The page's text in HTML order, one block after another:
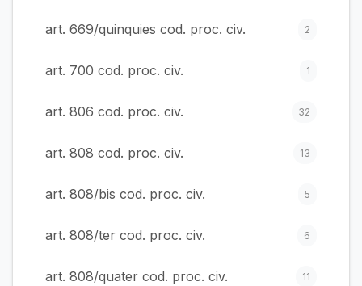
art. 669/quinquies cod. proc. civ. 2
art. 700 cod. proc. civ. 1
art. 806 cod. proc. civ. 32
art. 808 cod. proc. civ. 13
art. 808/bis cod. proc. civ. 5
art. 808/ter cod. proc. civ. 6
art. 808/quater cod. proc. civ. 11